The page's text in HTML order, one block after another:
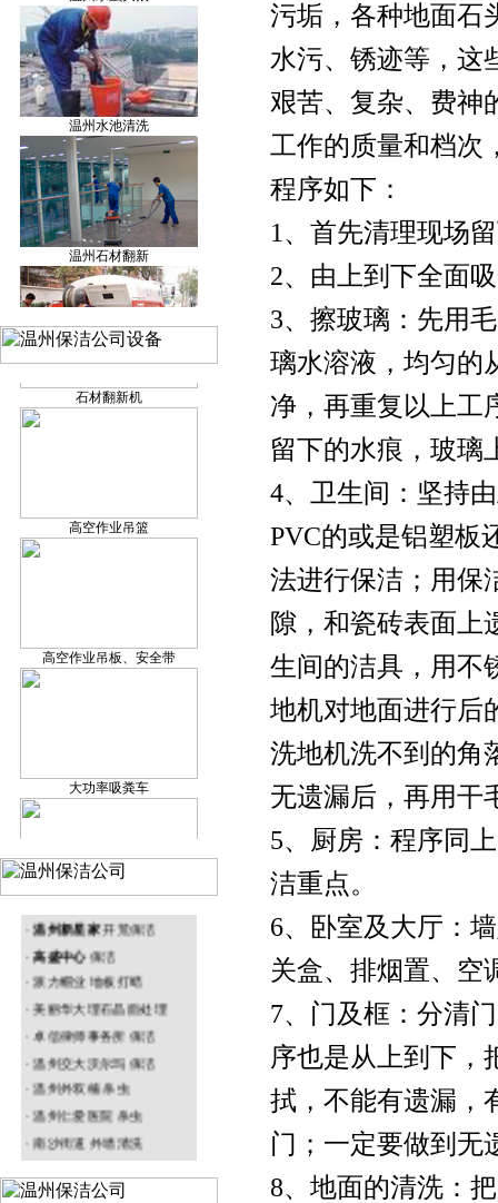
温州水池清洗
温州石材翻新
温州管道疏通
温州园林绿化
温州防水补漏
空气监测仪
洗地车
升降机
垃圾清运车
烟雾机
· 温州塑胶厂 外墙清洗
·温州新星家开荒保洁
·高盛中心 保洁
· 派力帽业 地板打蜡
· 美丽华大理石晶面处理
· 卓信律师事务所 保洁
· 温州交大沃尔玛 保洁
·温州外双楠 杀虫
· 温州仁爱医院 杀虫
· 南沙街道 外墙清洗
· 名正鞋业水磨石打蜡
污垢，各种地面石
水污、锈迹等，这
艰苦、复杂、费神
工作的质量和档次
程序如下：
1、首先清理现场
2、由上到下全面
3、擦玻璃：先用
璃水溶液，均匀的
净，再重复以上工
留下的水痕，玻璃
4、卫生间：坚持
PVC的或是铝塑板
法进行保洁；用保
隙，和瓷砖表面上
生间的洁具，用不
地机对地面进行后
洗地机洗不到的角
无遗漏后，再用干
5、厨房：程序同
洁重点。
6、卧室及大厅：
关盒、排烟置、空
7、门及框：分清
序也是从上到下，
拭，不能有遗漏，
门；一定要做到无
8、地面的清洗：